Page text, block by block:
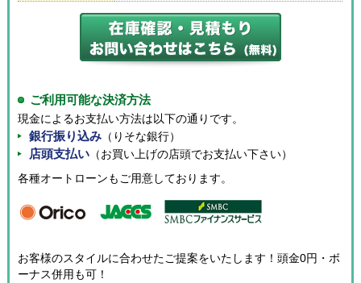
ご利用可能な決済方法
現金によるお支払い方法は以下の通りです。
銀行振り込み （りそな銀行）
店頭支払い （お買い上げの店頭でお支払い下さい）
各種オートローンもご用意しております。
お客様のスタイルに合わせたご提案をいたします！頭金0円・ボ
ーナス併用も可！